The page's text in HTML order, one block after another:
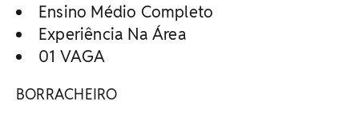
Ensino Médio Completo
Experiência Na Área
01 VAGA
BORRACHEIRO